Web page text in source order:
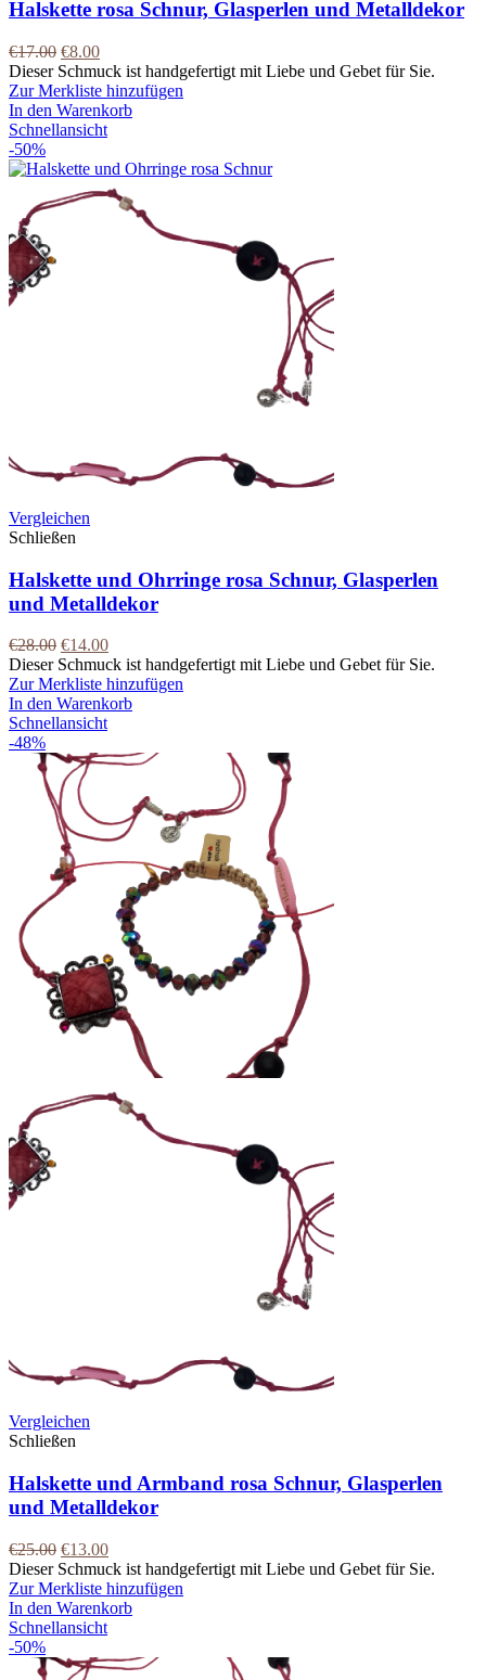
Halskette rosa Schnur, Glasperlen und Metalldekor
€17.00 €8.00
Dieser Schmuck ist handgefertigt mit Liebe und Gebet für Sie.
Zur Merkliste hinzufügen
In den Warenkorb
Schnellansicht
-50%
Vergleichen
Schließen
Halskette und Ohrringe rosa Schnur, Glasperlen
und Metalldekor
€28.00 €14.00
Dieser Schmuck ist handgefertigt mit Liebe und Gebet für Sie.
Zur Merkliste hinzufügen
In den Warenkorb
Schnellansicht
-48%
Vergleichen
Schließen
Halskette und Armband rosa Schnur, Glasperlen
und Metalldekor
€25.00 €13.00
Dieser Schmuck ist handgefertigt mit Liebe und Gebet für Sie.
Zur Merkliste hinzufügen
In den Warenkorb
Schnellansicht
-50%